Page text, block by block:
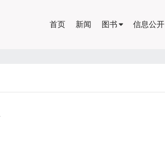
首页 新闻 图书 信息公开